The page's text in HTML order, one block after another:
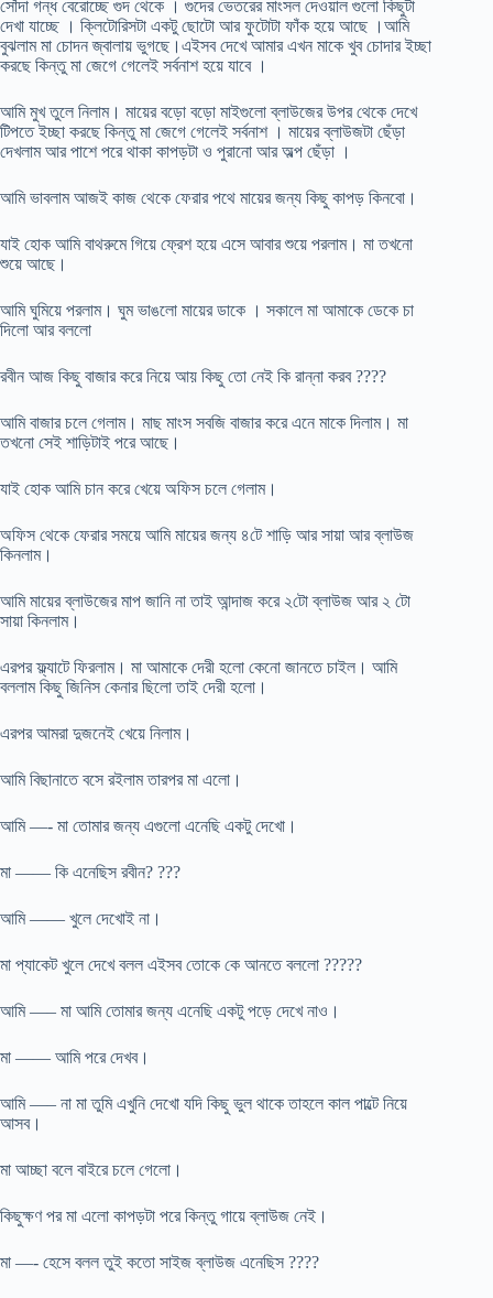
সোঁদা গন্ধ বেরোচ্ছে গুদ থেকে । গুদের ভেতরের মাংসল দেওয়াল গুলো কিছুটা
দেখা যাচ্ছে । ক্লিটোরিসটা একটু ছোটো আর ফুটোটা ফাঁক হয়ে আছে ।আমি
বুঝলাম মা চোদন জ্বালায় ভুগছে।এইসব দেখে আমার এখন মাকে খুব চোদার ইচ্ছা
করছে কিন্তু মা জেগে গেলেই সর্বনাশ হয়ে যাবে ।
আমি মুখ তুলে নিলাম। মায়ের বড়ো বড়ো মাইগুলো ব্লাউজের উপর থেকে দেখে
টিপতে ইচ্ছা করছে কিন্তু মা জেগে গেলেই সর্বনাশ । মায়ের ব্লাউজটা ছেঁড়া
দেখলাম আর পাশে পরে থাকা কাপড়টা ও পুরানো আর অল্প ছেঁড়া ।
আমি ভাবলাম আজই কাজ থেকে ফেরার পথে মায়ের জন্য কিছু কাপড় কিনবো।
যাই হোক আমি বাথরুমে গিয়ে ফ্রেশ হয়ে এসে আবার শুয়ে পরলাম। মা তখনো
শুয়ে আছে।
আমি ঘুমিয়ে পরলাম। ঘুম ভাঙলো মায়ের ডাকে । সকালে মা আমাকে ডেকে চা
দিলো আর বললো
রবীন আজ কিছু বাজার করে নিয়ে আয় কিছু তো নেই কি রান্না করব ????
আমি বাজার চলে গেলাম। মাছ মাংস সবজি বাজার করে এনে মাকে দিলাম। মা
তখনো সেই শাড়িটাই পরে আছে।
যাই হোক আমি চান করে খেয়ে অফিস চলে গেলাম।
অফিস থেকে ফেরার সময়ে আমি মায়ের জন্য ৪টে শাড়ি আর সায়া আর ব্লাউজ
কিনলাম।
আমি মায়ের ব্লাউজের মাপ জানি না তাই আন্দাজ করে ২টো ব্লাউজ আর ২ টো
সায়া কিনলাম।
এরপর ফ্ল্যাটে ফিরলাম। মা আমাকে দেরী হলো কেনো জানতে চাইল। আমি
বললাম কিছু জিনিস কেনার ছিলো তাই দেরী হলো।
এরপর আমরা দুজনেই খেয়ে নিলাম।
আমি বিছানাতে বসে রইলাম তারপর মা এলো।
আমি —- মা তোমার জন্য এগুলো এনেছি একটু দেখো।
মা —— কি এনেছিস রবীন? ???
আমি —— খুলে দেখোই না।
মা প্যাকেট খুলে দেখে বলল এইসব তোকে কে আনতে বললো ?????
আমি —– মা আমি তোমার জন্য এনেছি একটু পড়ে দেখে নাও।
মা —— আমি পরে দেখব।
আমি —– না মা তুমি এখুনি দেখো যদি কিছু ভুল থাকে তাহলে কাল পাল্টে নিয়ে
আসব।
মা আচ্ছা বলে বাইরে চলে গেলো।
কিছুক্ষণ পর মা এলো কাপড়টা পরে কিন্তু গায়ে ব্লাউজ নেই।
মা —- হেসে বলল তুই কতো সাইজ ব্লাউজ এনেছিস ????